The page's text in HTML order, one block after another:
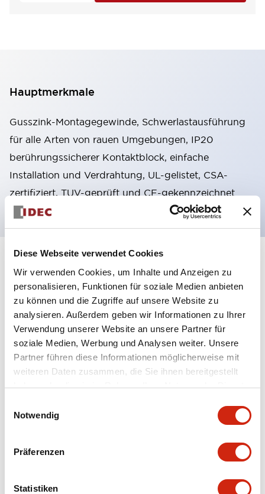
Diese Webseite verwendet Cookies
Wir verwenden Cookies, um Inhalte und Anzeigen zu
personalisieren, Funktionen für soziale Medien anbieten
zu können und die Zugriffe auf unsere Website zu
analysieren. Außerdem geben wir Informationen zu Ihrer
Verwendung unserer Website an unsere Partner für
soziale Medien, Werbung und Analysen weiter. Unsere
Partner führen diese Informationen möglicherweise mit
weiteren Daten zusammen, die Sie ihnen bereitgestellt
haben oder die sie im Rahmen Ihrer Nutzung der Dienste
Notwendig
Präferenzen
Statistiken
Hauptmerkmale
Gusszink-Montagegewinde, Schwerlastausführung
für alle Arten von rauen Umgebungen, IP20
berührungssicherer Kontaktblock, einfache
Installation und Verdrahtung, UL-gelistet, CSA-
zertifiziert, TUV-geprüft und CE-gekennzeichnet
Spezifikationen
Aesthetic Specifications
Environmental Specifications
Mechanical Specifications
Mounting and Installation Specifications
Dokumente und Dateien